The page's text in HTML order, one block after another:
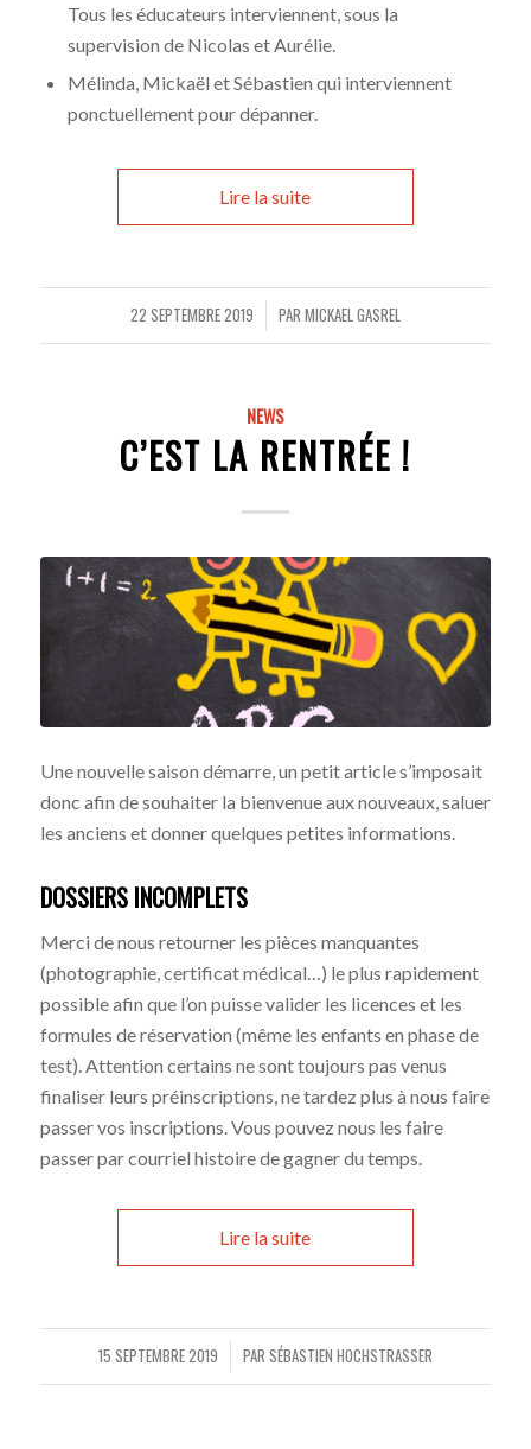
Tous les éducateurs interviennent, sous la
supervision de Nicolas et Aurélie.
Mélinda, Mickaël et Sébastien qui interviennent
ponctuellement pour dépanner.
Lire la suite
22 SEPTEMBRE 2019
/ PAR MICKAEL GASREL
NEWS
C’EST LA RENTRÉE !
Une nouvelle saison démarre, un petit article s’imposait
donc afin de souhaiter la bienvenue aux nouveaux, saluer
les anciens et donner quelques petites informations.
DOSSIERS INCOMPLETS
Merci de nous retourner les pièces manquantes
(photographie, certificat médical…) le plus rapidement
possible afin que l’on puisse valider les licences et les
formules de réservation (même les enfants en phase de
test). Attention certains ne sont toujours pas venus
finaliser leurs préinscriptions, ne tardez plus à nous faire
passer vos inscriptions. Vous pouvez nous les faire
passer par courriel histoire de gagner du temps.
Lire la suite
15 SEPTEMBRE 2019
/ PAR SÉBASTIEN HOCHSTRASSER